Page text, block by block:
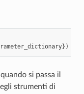
})
si passa il
strumenti di